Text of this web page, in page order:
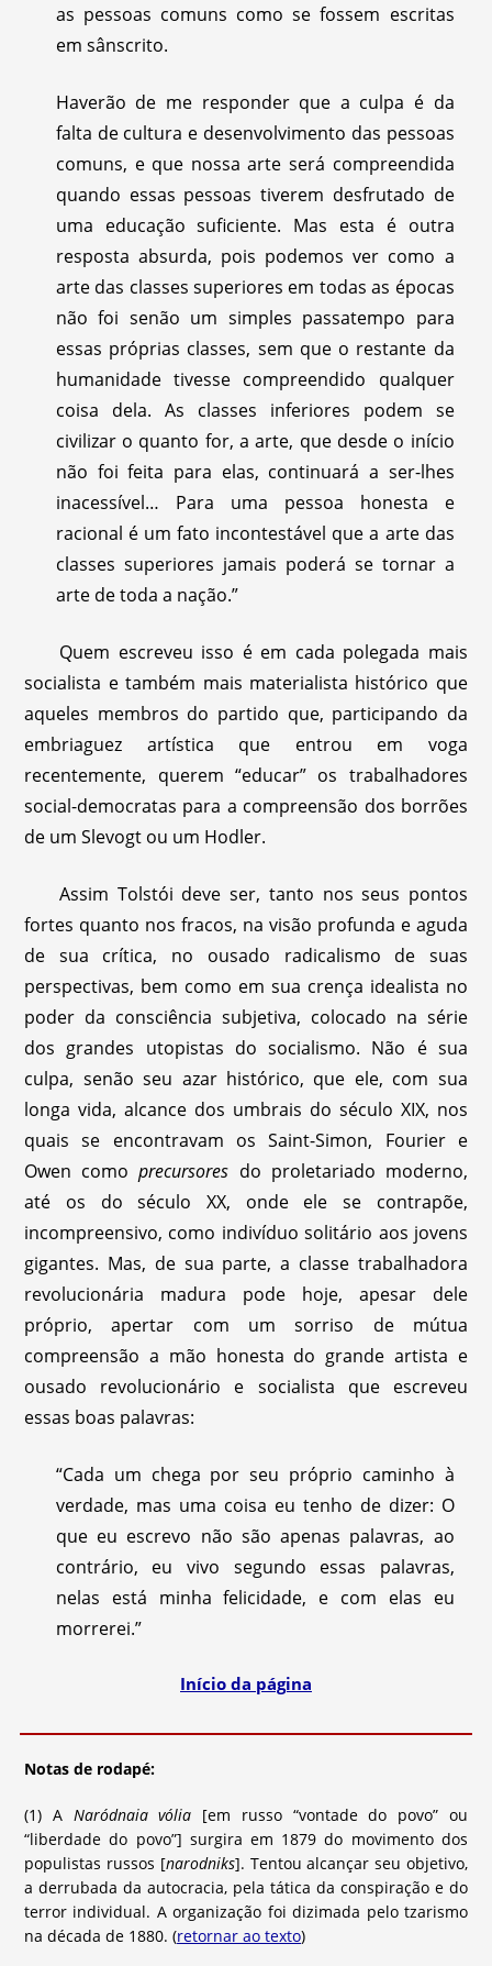
as pessoas comuns como se fossem escritas
em sânscrito.
Haverão de me responder que a culpa é da
falta de cultura e desenvolvimento das pessoas
comuns, e que nossa arte será compreendida
quando essas pessoas tiverem desfrutado de
uma educação suficiente. Mas esta é outra
resposta absurda, pois podemos ver como a
arte das classes superiores em todas as épocas
não foi senão um simples passatempo para
essas próprias classes, sem que o restante da
humanidade tivesse compreendido qualquer
coisa dela. As classes inferiores podem se
civilizar o quanto for, a arte, que desde o início
não foi feita para elas, continuará a ser-lhes
inacessível… Para uma pessoa honesta e
racional é um fato incontestável que a arte das
classes superiores jamais poderá se tornar a
arte de toda a nação.”
Quem escreveu isso é em cada polegada mais
socialista e também mais materialista histórico que
aqueles membros do partido que, participando da
embriaguez artística que entrou em voga
recentemente, querem “educar” os trabalhadores
social-democratas para a compreensão dos borrões
de um Slevogt ou um Hodler.
Assim Tolstói deve ser, tanto nos seus pontos
fortes quanto nos fracos, na visão profunda e aguda
de sua crítica, no ousado radicalismo de suas
perspectivas, bem como em sua crença idealista no
poder da consciência subjetiva, colocado na série
dos grandes utopistas do socialismo. Não é sua
culpa, senão seu azar histórico, que ele, com sua
longa vida, alcance dos umbrais do século XIX, nos
quais se encontravam os Saint-Simon, Fourier e
Owen comoprecursores do proletariado moderno,
até os do século XX, onde ele se contrapõe,
incompreensivo, como indivíduo solitário aos jovens
gigantes. Mas, de sua parte, a classe trabalhadora
revolucionária madura pode hoje, apesar dele
próprio, apertar com um sorriso de mútua
compreensão a mão honesta do grande artista e
ousado revolucionário e socialista que escreveu
essas boas palavras:
“Cada um chega por seu próprio caminho à
verdade, mas uma coisa eu tenho de dizer: O
que eu escrevo não são apenas palavras, ao
contrário, eu vivo segundo essas palavras,
nelas está minha felicidade, e com elas eu
morrerei.”
Início da página
Notas de rodapé:
(1) A Naródnaia vólia [em russo “vontade do povo” ou
“liberdade do povo”] surgira em 1879 do movimento dos
populistas russos [narodniks]. Tentou alcançar seu objetivo,
a derrubada da autocracia, pela tática da conspiração e do
terror individual. A organização foi dizimada pelo tzarismo
na década de 1880. (retornar ao texto)